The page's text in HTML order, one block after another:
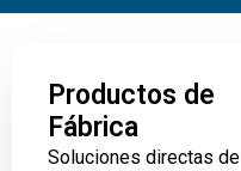
Productos de
Fábrica
Soluciones directas de